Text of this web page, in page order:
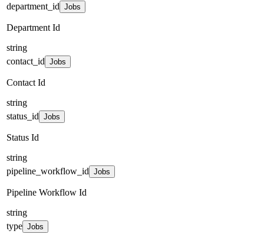
department_id Jobs
Department Id
string
contact_id Jobs
Contact Id
string
status_id Jobs
Status Id
string
pipeline_workflow_id Jobs
Pipeline Workflow Id
string
type Jobs